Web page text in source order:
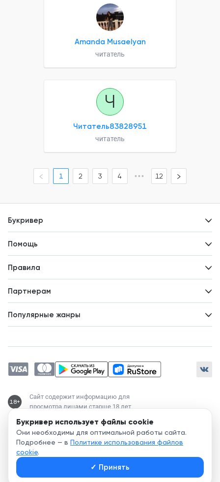
Букривер использует файлы cookie
Они необходимы для оптимальной работы сайта.
Подробнее — в Политике использования файлов
cookie.
✓ Принять
Amanda Musaelyan
читатель
Ч
Читатель83828951
читатель
1 2 3 4 ••• 12
Букривер
Новости
Помощь
Правила
Партнерам
Популярные жанры
Магические академии
Современный любовный роман
Любовное фэнтези
18+
Сайт содержит информацию для
просмотра лицами старше 18 лет
Служба поддержки:
support@bookriver.ru
2020-
© Bookriver — литературно-издательская площадка,
объединяющая читателей и авторов.